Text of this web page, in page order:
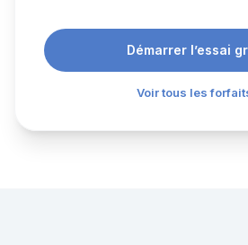
Démarrer l’essai
Voir tous les